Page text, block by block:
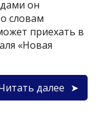
он
словам
приехать в
«Новая
далее